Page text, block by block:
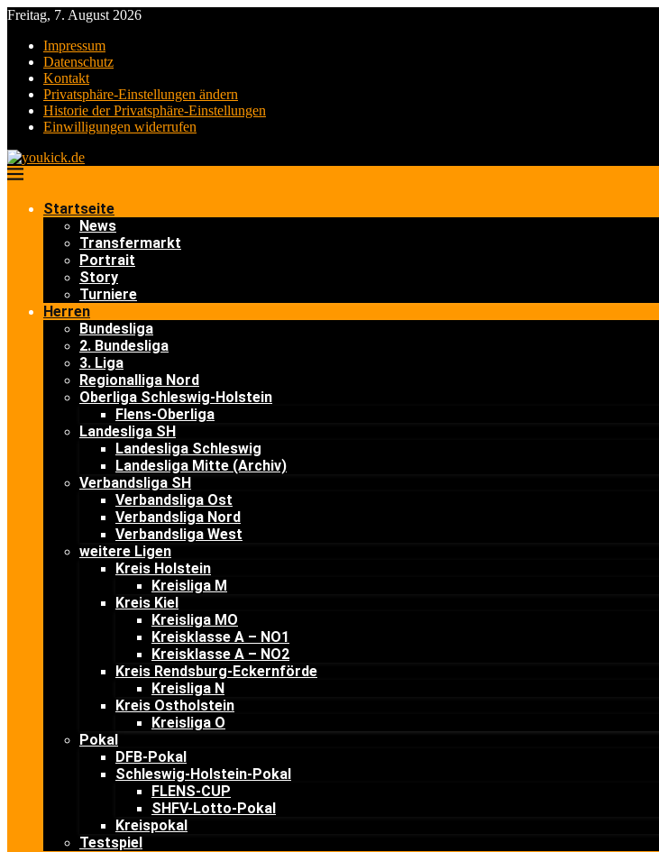
Freitag, 7. August 2026
Impressum
Datenschutz
Kontakt
Privatsphäre-Einstellungen ändern
Historie der Privatsphäre-Einstellungen
Einwilligungen widerrufen
Startseite
News
Transfermarkt
Portrait
Story
Turniere
Herren
Bundesliga
2. Bundesliga
3. Liga
Regionalliga Nord
Oberliga Schleswig-Holstein
Flens-Oberliga
Landesliga SH
Landesliga Schleswig
Landesliga Mitte (Archiv)
Verbandsliga SH
Verbandsliga Ost
Verbandsliga Nord
Verbandsliga West
weitere Ligen
Kreis Holstein
Kreisliga M
Kreis Kiel
Kreisliga MO
Kreisklasse A – NO1
Kreisklasse A – NO2
Kreis Rendsburg-Eckernförde
Kreisliga N
Kreis Ostholstein
Kreisliga O
Pokal
DFB-Pokal
Schleswig-Holstein-Pokal
FLENS-CUP
SHFV-Lotto-Pokal
Kreispokal
Testspiel